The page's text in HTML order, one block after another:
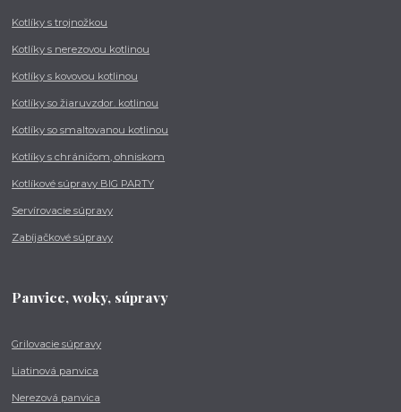
Kotlíky s trojnožkou
Kotlíky s nerezovou kotlinou
Kotlíky s kovovou kotlinou
Kotlíky so žiaruvzdor. kotlinou
Kotlíky so smaltovanou kotlinou
Kotlíky s chráničom, ohniskom
Kotlíkové súpravy BIG PARTY
Servírovacie súpravy
Zabíjačkové súpravy
Panvice, woky, súpravy
Grilovacie súpravy
Liatinová panvica
Nerezová panvica